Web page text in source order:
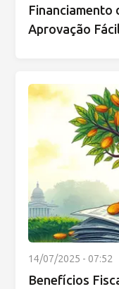
Financiamento
Aprovação
14/07/2025 - 07:52
Benefícios